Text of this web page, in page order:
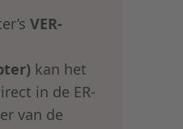
VER-
kan het
in de ER-
van de